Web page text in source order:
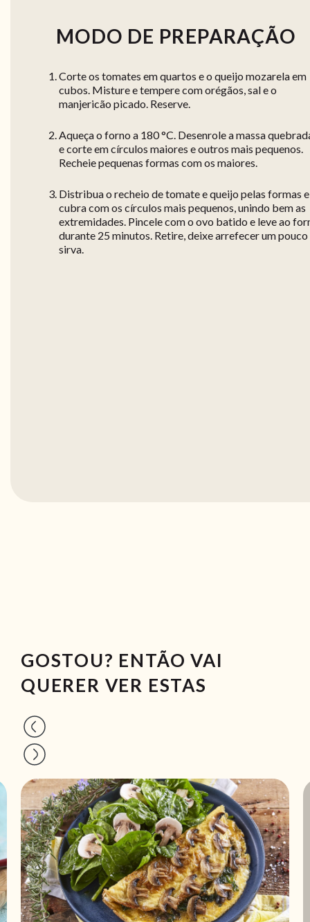
MODO DE PREPARAÇÃO
Corte os tomates em quartos e o queijo mozarela em
cubos. Misture e tempere com orégãos, sal e o
manjericão picado. Reserve.
Aqueça o forno a 180 °C. Desenrole a massa
e corte em círculos maiores e outros mais pequenos.
Recheie pequenas formas com os maiores.
Distribua o recheio de tomate e queijo pelas formas e
cubra com os círculos mais pequenos, unindo bem as
extremidades. Pincele com o ovo batido e leve ao
durante 25 minutos. Retire, deixe arrefecer um pouco
sirva.
GOSTOU? ENTÃO VAI
QUERER VER ESTAS